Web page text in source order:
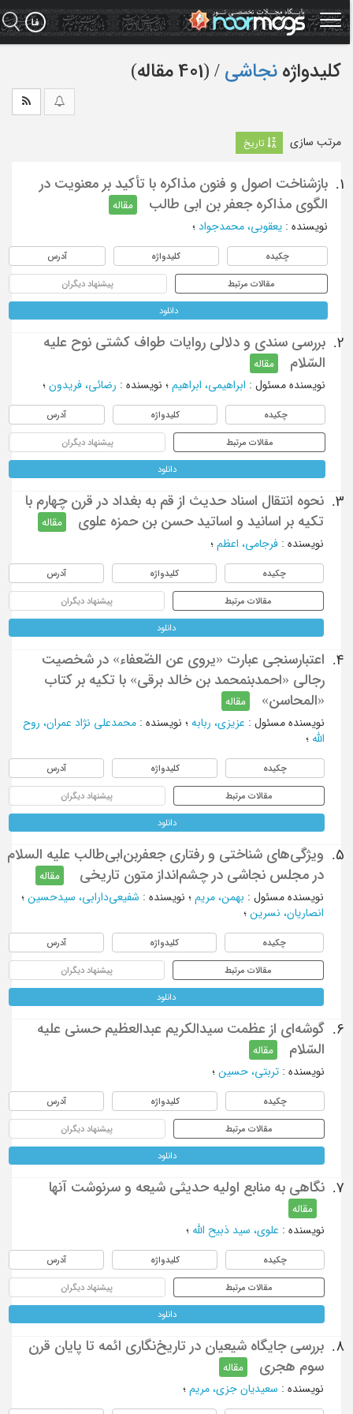
کلیدواژه نجاشی ‏/ (401 مقاله)
مرتب سازی تاریخ
1.
بازشناخت اصول و فنون مذاکره با تأکید بر معنویت در
الگوی مذاکره جعفر بن ابی طالب
مقاله
نویسنده: یعقوبی، محمدجواد؛
چکیده کلیدواژه آدرس
مقالات مرتبط پیشنهاد دیگران
دانلود
2.
بررسی سندی و دلالی روایات طواف کشتی نوح علیه
السّلام
مقاله
نویسنده مسئول : ابراهیمی، ابراهیم؛ نویسنده: رضائی، فریدون؛
چکیده کلیدواژه آدرس
مقالات مرتبط پیشنهاد دیگران
دانلود
3.
نحوه انتقال اسناد حدیث از قم به بغداد در قرن چهارم با
تکیه بر اسانید و اساتید حسن بن حمزه علوی
مقاله
نویسنده: فرجامی، اعظم؛
چکیده کلیدواژه آدرس
مقالات مرتبط پیشنهاد دیگران
دانلود
4.
اعتبارسنجی عبارت «یروی عن الضّعفاء» در شخصیت
رجالی «احمدبنمحمد بن خالد برقی» با تکیه بر کتاب
«المحاسن»
مقاله
نویسنده مسئول : عزیزی، ربابه؛ نویسنده: محمدعلی نژاد عمران، روح
الله؛
چکیده کلیدواژه آدرس
مقالات مرتبط پیشنهاد دیگران
دانلود
5.
ویژگی‫های شناختی و رفتاری جعفربن‌ابی‫طالب علیه السلام
در مجلس نجاشی در چشم‌‌‌‌انداز متون تاریخی ‬‬‬‬‬‬‬‬‬‬‬‬‬‬‬‬‬‬‬‬‬‬‬‬‬‬‬‬‬‬‬‬‬‬‬‬‬‬‬‬‬‬‬‬‬‬‬‬‬‬‬‬‬‬‬‬‬‬‬‬‬‬‬‬‬‬‬‬‬‬‬‬‬‬‬‬‬‬‬‬‬‬‬‬‬
مقاله
نویسنده مسئول : بهمن، مریم؛ نویسنده: شفیعی‌دارابی، سیدحسین؛
انصاریان، نسرین؛
چکیده کلیدواژه آدرس
مقالات مرتبط پیشنهاد دیگران
دانلود
6.
گوشه‌ای از عظمت سیدالکریم عبدالعظیم حسنی علیه
السّلام
مقاله
نویسنده: تربتی، حسین؛
چکیده کلیدواژه آدرس
مقالات مرتبط پیشنهاد دیگران
دانلود
7. نگاهی به منابع اولیه حدیثی شیعه و سرنوشت آنها
مقاله
نویسنده: علوی، سید ذبیح الله؛
چکیده کلیدواژه آدرس
مقالات مرتبط پیشنهاد دیگران
دانلود
8.
بررسی جایگاه شیعیان در تاریخ‌نگاری ائمه تا پایان قرن
سوم هجری
مقاله
نویسنده: سعیدیان جزی، مریم؛